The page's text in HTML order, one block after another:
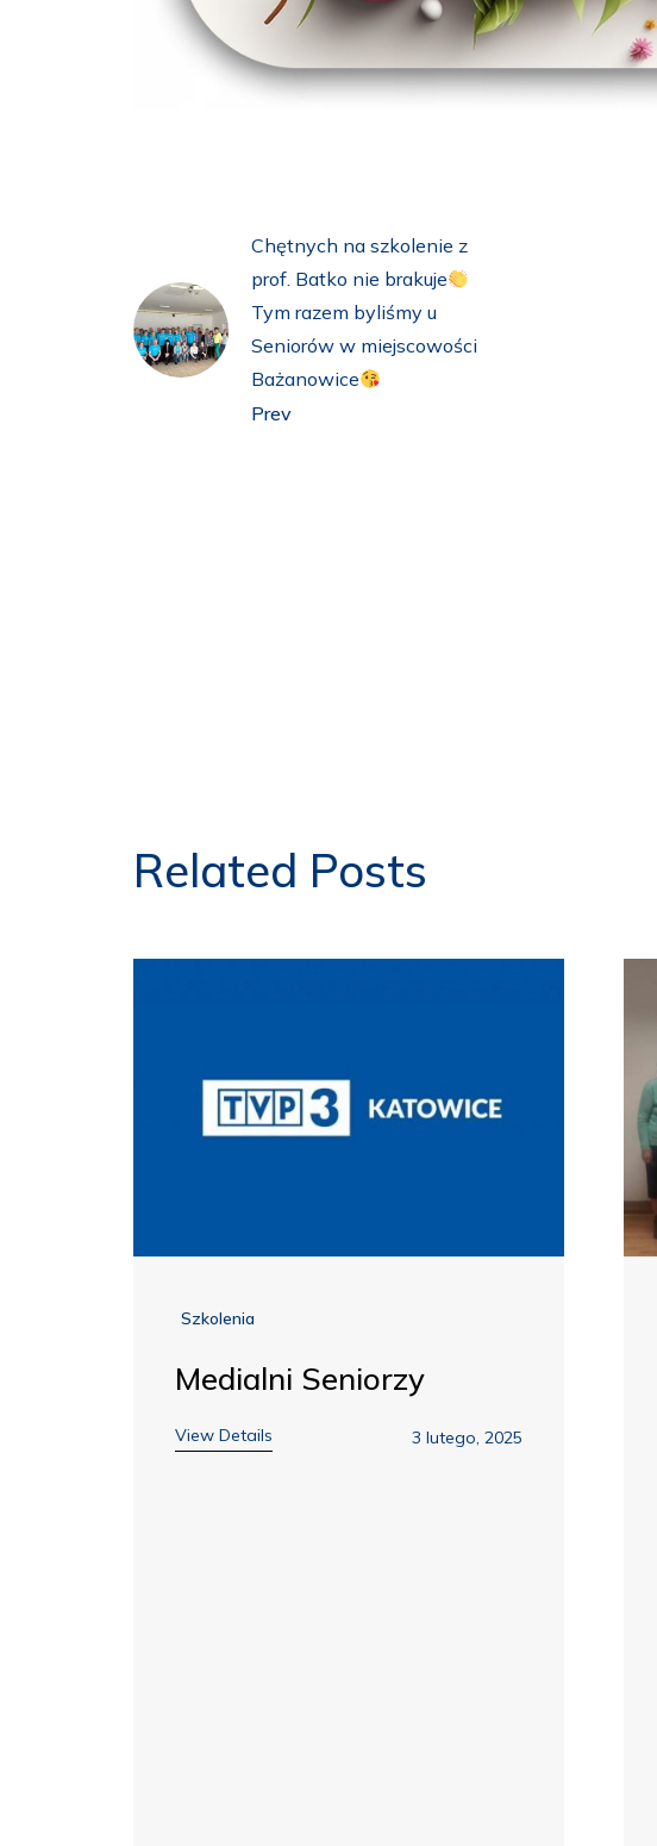
Chętnych na szkolenie z
prof. Batko nie brakuje
Tym razem byliśmy u
Seniorów w miejscowości
Bażanowice
Prev
Related Posts
Szkolenia
Medialni Seniorzy
View Details 3 lutego, 2025